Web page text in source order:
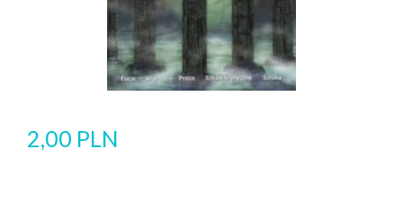
2,00 PLN